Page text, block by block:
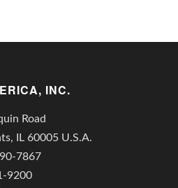
INC.
Road
IL 60005 U.S.A.
7867
9200